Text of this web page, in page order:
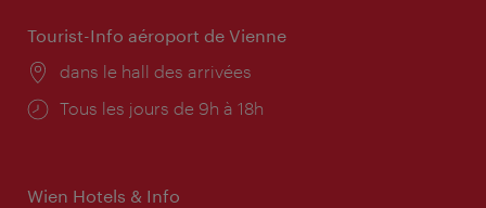
Tourist-Info aéroport de Vienne
Lieu:
dans le hall des arrivées
Horaires
Tous les jours de 9h à 18h
Wien Hotels & Info